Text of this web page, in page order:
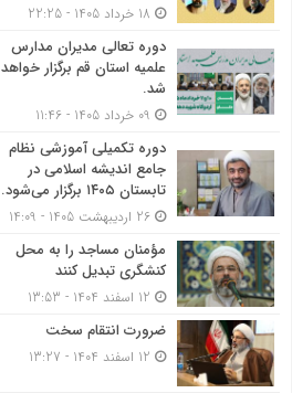
دوره تعالی مدیران مدارس
علمیه استان قم برگزار خواهد
شد.
دوره تکمیلی آموزشی نظام
جامع اندیشه اسلامی در
تابستان ۱۴۰۵ برگزار می‌شود.
مؤمنان مساجد را به محل
کنشگری تبدیل کنند
ضرورت انتقام سخت